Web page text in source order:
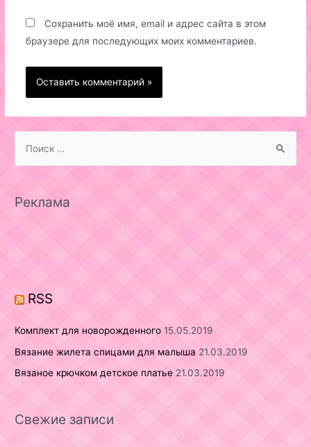
Сохранить моё имя, email и адрес сайта в этом
браузере для последующих моих комментариев.
r
:
Реклама
RSS
Комплект для новорожденного 15.05.2019
Вязание жилета спицами для малыша 21.03.2019
Вязаное крючком детское платье 21.03.2019
Свежие записи